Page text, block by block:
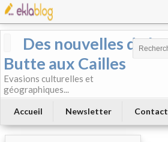
Des nouvelles de la
Butte aux Cailles
Evasions culturelles et
géographiques...
Accueil Newsletter Contact